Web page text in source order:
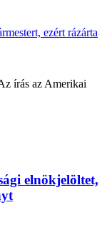
ezért rázárta
írás az Amerikai
elnökjelöltet,